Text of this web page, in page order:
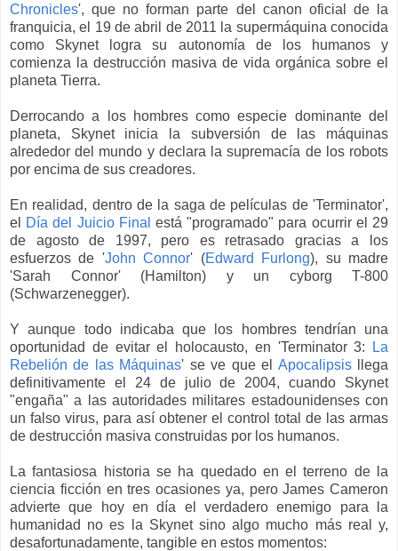
Chronicles', que no forman parte del canon oficial de la
franquicia, el 19 de abril de 2011 la supermáquina conocida
como Skynet logra su autonomía de los humanos y
comienza la destrucción masiva de vida orgánica sobre el
planeta Tierra.
Derrocando a los hombres como especie dominante del
planeta, Skynet inicia la subversión de las máquinas
alrededor del mundo y declara la supremacía de los robots
por encima de sus creadores.
En realidad, dentro de la saga de películas de 'Terminator',
el
Día del Juicio Final está "programado" para ocurrir el 29
de agosto de 1997, pero es retrasado gracias a los
esfuerzos de 'John Connor' (Edward Furlong), su madre
'Sarah Connor' (Hamilton) y un cyborg T-800
(Schwarzenegger).
Y aunque todo indicaba que los hombres tendrían una
oportunidad de evitar el holocausto, en 'Terminator 3:
La
Rebelión de las Máquinas' se ve que el Apocalipsisllega
definitivamente el 24 de julio de 2004, cuando Skynet
"engaña" a las autoridades militares estadounidenses con
un falso virus, para así obtener el control total de las armas
de destrucción masiva construidas por los humanos.
La fantasiosa historia se ha quedado en el terreno de la
ciencia ficción en tres ocasiones ya, pero James Cameron
advierte que hoy en día el verdadero enemigo para la
humanidad no es la Skynet sino algo mucho más real y,
desafortunadamente, tangible en estos momentos: